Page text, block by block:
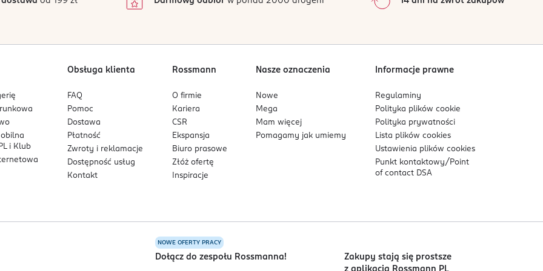
wyczyść Womanizer przed pierwszym użyciem i po każdym użyciu, aby zmniejszyć ryzyko infekcji.
1
0%
Sortowanie wgdata: od najnowszej
i Klub
Obsługa klienta
FAQ
Pomoc
Dostawa
Płatność
Zwroty i reklamacje
Dostępność usług
Kontakt
Rossmann
O firmie
Kariera
CSR
Ekspansja
Biuro prasowe
Złóż ofertę
Inspiracje
Nasze oznaczenia
Nowe
Mega
Mam więcej
Pomagamy jak umiemy
Informacje prawne
Regulaminy
Polityka plikówcookie
Polityka prywatności
Lista plikówcookies
Ustawienia plikówcookies
Punkt kontaktowy/ Point
of contact DSA
NOWE OFERTY PRACY
Dołącz do zespołu Rossmanna!
Zakupy stają się prostsze
z aplikacją Rossmann PL